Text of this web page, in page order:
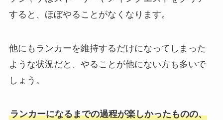
すると、ほぼやることがなくなります。
他にもランカーを維持するだけになってしまった
ような状況だと、やることが他にない方も多いで
しょう。
ランカーになるまでの過程が楽しかったものの、